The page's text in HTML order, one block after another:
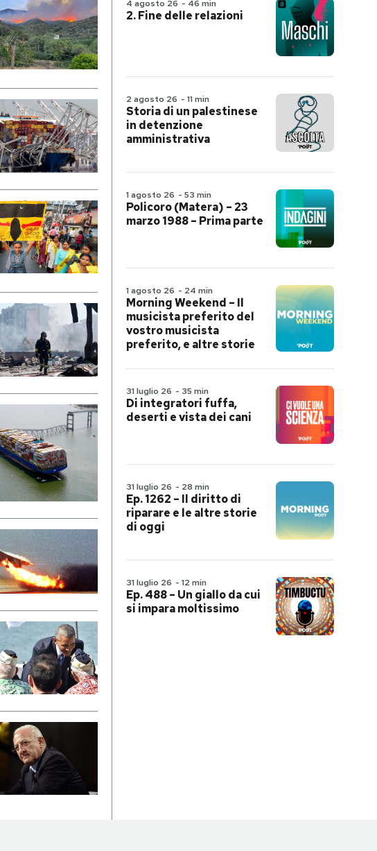
4 agosto 26 - 46 min
2. Fine delle relazioni
2 agosto 26 - 11 min
Storia di un palestinese
in detenzione
amministrativa
1 agosto 26 - 53 min
Policoro (Matera) – 23
marzo 1988 – Prima parte
1 agosto 26 - 24 min
Morning Weekend – Il
musicista preferito del
vostro musicista
preferito, e altre storie
31 luglio 26 - 35 min
Di integratori fuffa,
deserti e vista dei cani
31 luglio 26 - 28 min
Ep. 1262 – Il diritto di
riparare e le altre storie
di oggi
31 luglio 26 - 12 min
Ep. 488 – Un giallo da cui
si impara moltissimo